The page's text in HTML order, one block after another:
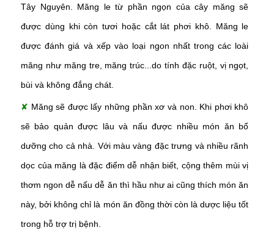
Tây Nguyên. Măng le từ phần ngọn của cây măng sẽ
được dùng khi còn tươi hoặc cắt lát phơi khô. Măng le
được đánh giá và xếp vào loại ngon nhất trong các loài
măng như măng tre, măng trúc...do tính đặc ruột, vị ngọt,
bùi và không đắng chát.
✘ Măng sẽ được lấy những phần xơ và non. Khi phơi khô
sẽ bảo quản được lâu và nấu được nhiều món ăn bổ
dưỡng cho cả nhà. Với màu vàng đặc trưng và nhiều rãnh
dọc của măng là đặc điểm dễ nhận biết, cộng thêm mùi vị
thơm ngon dễ nấu dễ ăn thì hầu như ai cũng thích món ăn
này, bởi không chỉ là món ăn đồng thời còn là dược liệu tốt
trong hỗ trợ trị bệnh.